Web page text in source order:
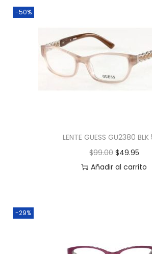
-50%
LENTE GUESS GU2380 BLK
$99.00 $49.95
Añadir al carrito
-29%